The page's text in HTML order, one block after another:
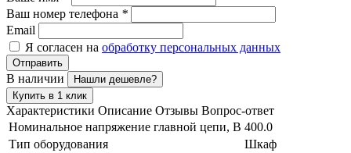
Ваш номер телефона *
Email
Я согласен на обработку персональных данных
Отправить
В наличии
Нашли дешевле?
Купить в 1 клик
Характеристики Описание Отзывы Вопрос-ответ
Номинальное напряжение главной цепи, В 400.0
Тип оборудования
Шкаф